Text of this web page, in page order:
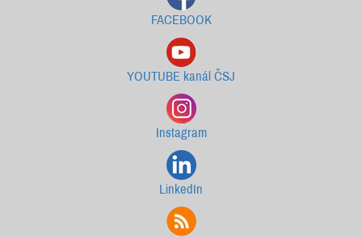
FACEBOOK
YOUTUBE kanál ČSJ
Instagram
LinkedIn